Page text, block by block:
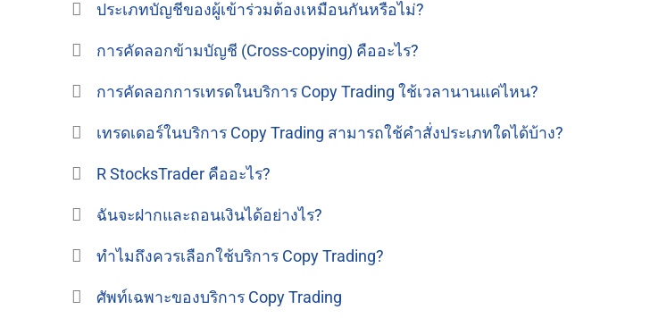
ประเภทบัญชีของผู้เข้าร่วมต้องเหมือนกันหรือไม่?
การคัดลอกข้ามบัญชี (Cross-copying) คืออะไร?
การคัดลอกการเทรดในบริการ Copy Trading ใช้เวลานานแค่ไหน?
เทรดเดอร์ในบริการ Copy Trading สามารถใช้คำสั่งประเภทใดได้บ้าง?
R StocksTrader คืออะไร?
ฉันจะฝากและถอนเงินได้อย่างไร?
ทำไมถึงควรเลือกใช้บริการ Copy Trading?
ศัพท์เฉพาะของบริการ Copy Trading